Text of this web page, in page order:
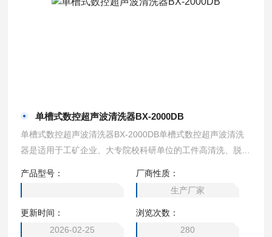
单槽式数控超声波清洗器BX-2000DB
单槽式数控超声波清洗器BX-2000DB单槽式数控超声波清洗
器是适用于工矿企业、大专院校科研单位的工件高清洗、脱
显示安全可靠。
产品型号：
厂商性质：
生产厂家
更新时间：
2026-02-25
浏览次数：
280